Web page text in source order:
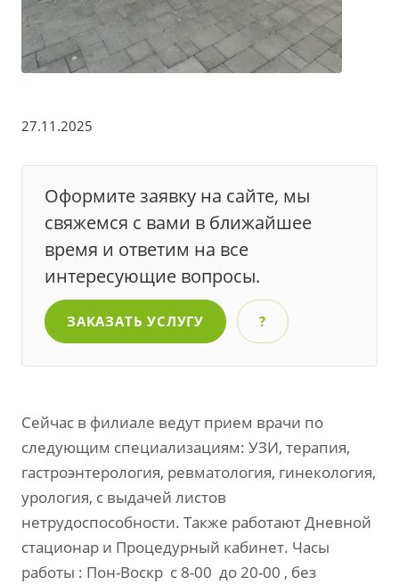
27.11.2025
Оформите заявку на сайте, мы
свяжемся с вами в ближайшее
время и ответим на все
интересующие вопросы.
ЗАКАЗАТЬ УСЛУГУ ?
Сейчас в филиале ведут прием врачи по
следующим специализациям: УЗИ, терапия,
гастроэнтерология, ревматология, гинекология,
урология, с выдачей листов
нетрудоспособности. Также работают Дневной
стационар и Процедурный кабинет. Часы
работы : Пон-Воскр с 8-00 до 20-00 , без